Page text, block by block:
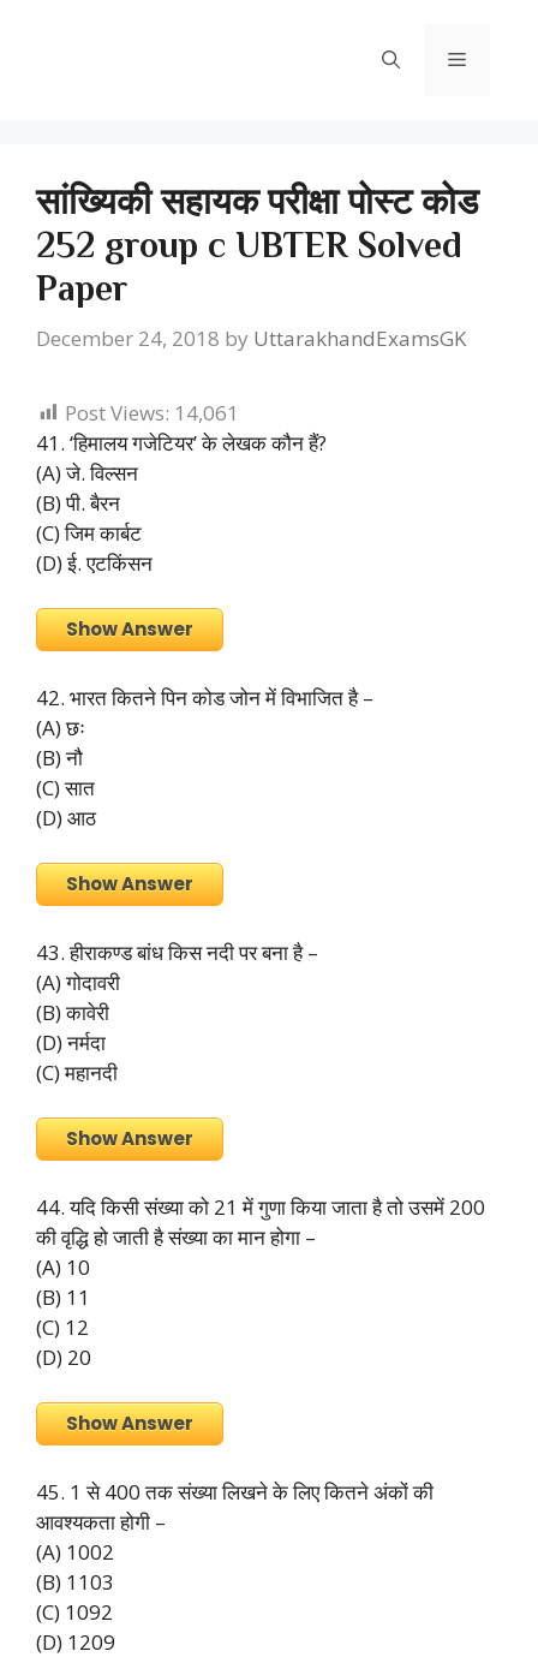
Menu
सांख्यिकी सहायक परीक्षा पोस्ट कोड
252 group c UBTER Solved
Paper
December 24, 2018 by UttarakhandExamsGK
Post Views: 14,061
41. ‘हिमालय गजेटियर’ के लेखक कौन हैं?
(A) जे. विल्सन
(B) पी. बैरन
(C) जिम कार्बट
(D) ई. एटकिंसन
Show Answer
42. भारत कितने पिन कोड जोन में विभाजित है –
(A) छः
(B) नौ
(C) सात
(D) आठ
Show Answer
43. हीराकण्ड बांध किस नदी पर बना है –
(A) गोदावरी
(B) कावेरी
(D) नर्मदा
(C) महानदी
Show Answer
44. यदि किसी संख्या को 21 में गुणा किया जाता है तो उसमें 200
की वृद्धि हो जाती है संख्या का मान होगा –
(A) 10
(B) 11
(C) 12
(D) 20
Show Answer
45. 1 से 400 तक संख्या लिखने के लिए कितने अंकों की
आवश्यकता होगी –
(A) 1002
(B) 1103
(C) 1092
(D) 1209